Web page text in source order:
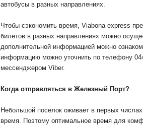
автобусы в разных направлениях.
Чтобы сэкономить время, Viabona express
билетов в разных направлениях можно
дополнительной информацией можно
информацию можно уточнить по телефону
мессенджером Viber.
Когда отправляться в Железный Порт?
Небольшой поселок оживает в первых
время. Поэтому оптимальное время для